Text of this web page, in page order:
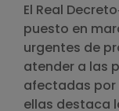
El Real
puesto en
urgentes de
atender a las
afectadas por
ellas destaca